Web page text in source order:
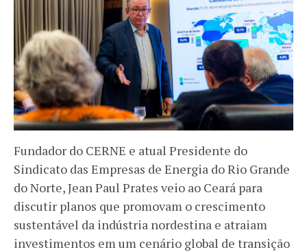
Fundador do CERNE e atual Presidente do
Sindicato das Empresas de Energia do Rio Grande
do Norte, Jean Paul Prates veio ao Ceará para
discutir planos que promovam o crescimento
sustentável da indústria nordestina e atraiam
investimentos em um cenário global de transição